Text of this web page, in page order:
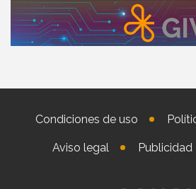
Condiciones de uso
Aviso legal Publicidad